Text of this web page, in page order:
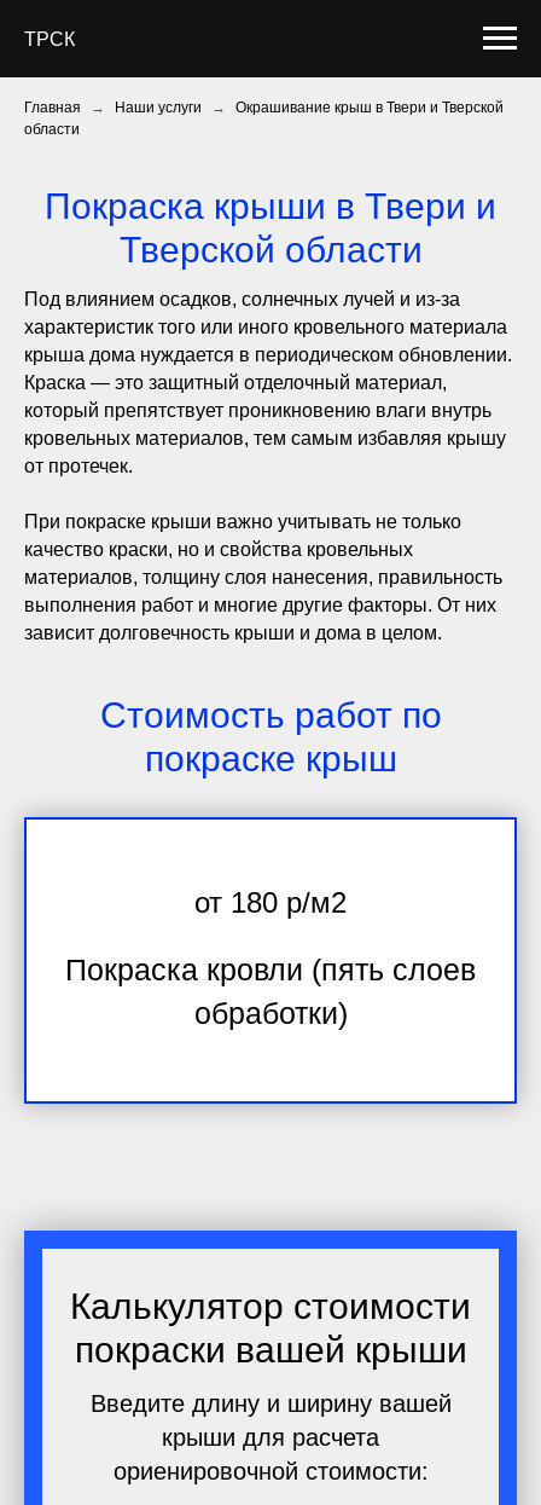
ТРСК
Главная → Наши услуги →
Окрашивание крыш в Твери и Тверской
области
Покраска крыши в Твери и
Тверской области
Под влиянием осадков, солнечных лучей и из-за
характеристик того или иного кровельного материала
крыша дома нуждается в периодическом обновлении.
Краска — это защитный отделочный материал,
который препятствует проникновению влаги внутрь
кровельных материалов, тем самым избавляя крышу
от протечек.
При покраске крыши важно учитывать не только
качество краски, но и свойства кровельных
материалов, толщину слоя нанесения, правильность
выполнения работ и многие другие факторы. От них
зависит долговечность крыши и дома в целом.
Стоимость работ по
покраске крыш
от 180 р/м2
Покраска кровли (пять слоев
обработки)
Калькулятор стоимости
покраски вашей крыши
Введите длину и ширину вашей
крыши для расчета
ориенировочной стоимости: